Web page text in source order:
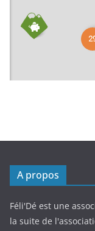
A propos
Féli'Dé est une
la suite de